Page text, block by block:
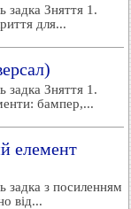
задка Зняття 1.
для...
задка Зняття 1.
бампер,...
елемент
задка з посиленням
від...